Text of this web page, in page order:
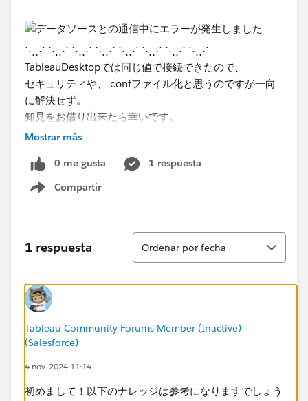
⋱⋰ ⋱⋰ ⋱⋰ ⋱⋰ ⋱⋰ ⋱⋰ ⋱⋰ ⋱⋰
TableauDesktopでは​同じ値で接続できたので、
セキュリティや、 confファイル化と思うのですが一向
に解決せず。
知見をお借り出来たら幸いです。
postfresql.confの設定
Mostrar más
0 me gusta
1 respuesta
Compartir
Show menu
1 respuesta
Ordenar
Ordenar por fecha
Tableau Community Forums Member (Inactive)
(Salesforce)
4 nov. 2024 11:14
初めまして！以下のナレッジは参考になりますでしょう